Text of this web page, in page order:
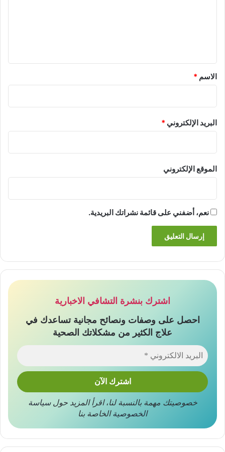
*
الاسم *
البريد الإلكتروني *
الموقع الإلكتروني
نعم، أضفني على قائمة نشراتك البريدية.
اشترك بنشرة التشافي الاخبارية
احصل على وصفات ونصائح مجانية تساعدك في
علاج الكثير من مشكلاتك الصحية
خصوصيتك مهمة بالنسبة لنا،اقرأ المزيد حولسياسة
الخصوصيةالخاصة بنا